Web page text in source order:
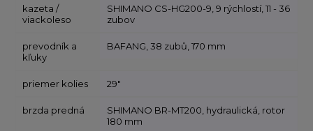
kazeta /
viackoleso
SHIMANO CS-HG200-9, 9 rýchlostí, 11 - 36
zubov
prevodník a
kľuky
BAFANG, 38 zubů, 170 mm
priemer kolies 29"
brzda predná
SHIMANO BR-MT200, hydraulická, rotor
180 mm